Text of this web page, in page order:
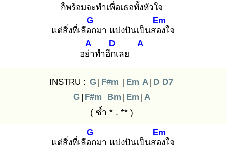
ก็พร้อมจะทำเพื่อเธอทั้งหัวใจ
แต่สิ่งที่เลือก
G
มา แบ่งปันเป็นสอง
Em
ใจ
อย่า
A
ทำอีกเ
D
ลย
A
INSTRU : G | F#m | Em A | D D7
G | F#m Bm | Em | A
( ซ้ำ * , ** )
แต่สิ่งที่เลือก
G
มา แบ่งปันเป็นสอง
Em
ใจ